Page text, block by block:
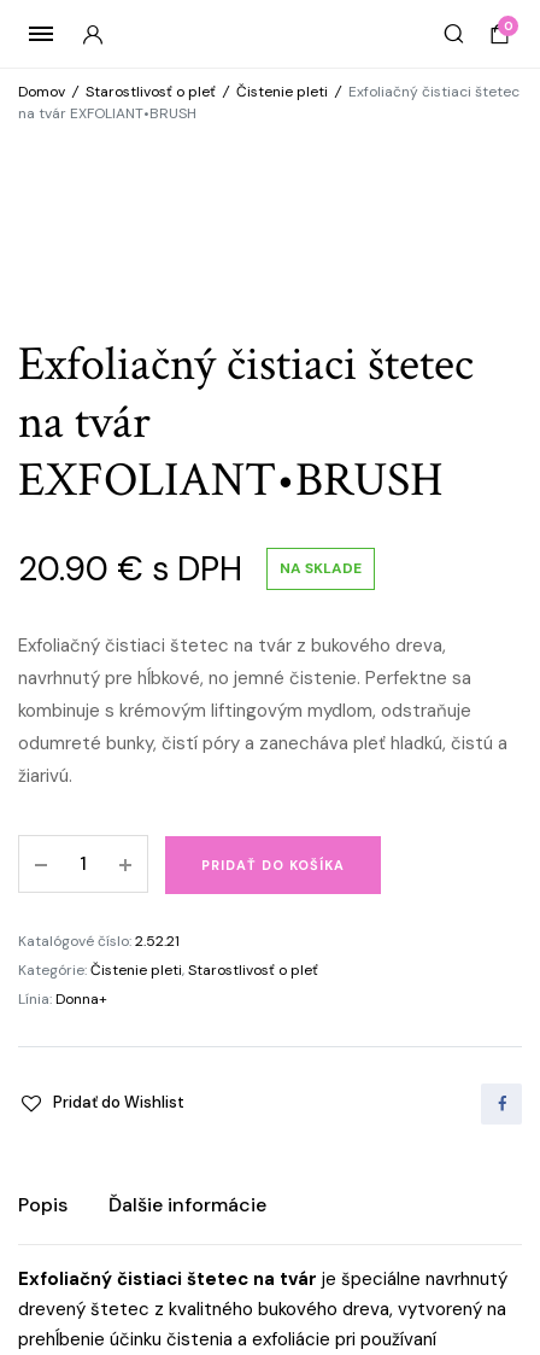
0
Domov / Starostlivosť o pleť / Čistenie pleti / Exfoliačný čistiaci štetec
na tvár EXFOLIANT•BRUSH
Exfoliačný čistiaci štetec
na tvár
EXFOLIANT•BRUSH
20.90 € s DPH NA SKLADE
Exfoliačný čistiaci štetec na tvár z bukového dreva,
navrhnutý pre hĺbkové, no jemné čistenie. Perfektne sa
kombinuje s krémovým liftingovým mydlom, odstraňuje
odumreté bunky, čistí póry a zanecháva pleť hladkú, čistú a
žiarivú.
čistiaci
na
tvár
EXFOLIANT•BRUSH
PRIDAŤ DO KOŠÍKA
Katalógové číslo:2.52.21
Kategórie:Čistenie pleti,Starostlivosť o pleť
Línia:Donna+
Pridať do Wishlist
Popis Ďalšie informácie
Exfoliačný čistiaci štetec na tvár je špeciálne navrhnutý
drevený štetec z kvalitného bukového dreva, vytvorený na
prehĺbenie účinku čistenia a exfoliácie pri používaní